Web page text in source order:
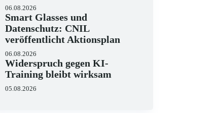
06.08.2026
Smart Glasses und
Datenschutz: CNIL
veröffentlicht Aktionsplan
06.08.2026
Widerspruch gegen KI-
Training bleibt wirksam
05.08.2026